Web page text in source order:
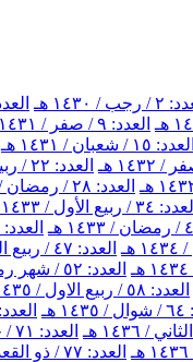
رجب / ١٤٣٠ هـ العدد: ٣ / شعبان
العدد: ٩ / صفر / ١٤٣١ هـ
العدد: ١٥ / شعبان / ١٤٣١ هـ
العدد: ٢٢ / ربيع الأول / ١٤٣٢ هـ
العدد: ٢٨ / رمضان / ١٤٣٢ هـ
العدد: ٣٤ / ربيع الأول / ١٤٣٣ هـ
العدد: ٤١ / شوال / ١٤٣٣ هـ
العدد: ٤٧ / ربيع الثاني / ١٤٣٤ هـ
العدد: ٥٢ / شهر رمضان / ١٤٣٤ هـ
العدد: ٥٨ / ربيع الاول / ١٤٣٥ هـ
العدد: ٦٥ / ذي القعدة / ١٤٣٥ هـ
العدد: ٧١ / جمادى الاولى / ١٤٣٦ هـ
العدد: ٧٧ / ذو القعدة / ١٤٣٦ هـ